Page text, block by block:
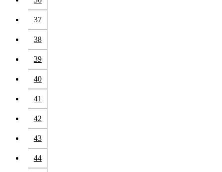
37
38
39
40
41
42
43
44